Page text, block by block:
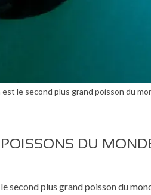
le second plus grand poisson du
DU
second plus grand poisson du